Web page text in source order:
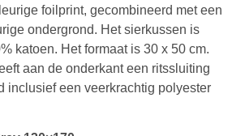
foilprint, gecombineerd met een
ondergrond. Het sierkussen is
katoen. Het formaat is 30 x 50 cm.
aan de onderkant een ritssluiting
inclusief een veerkrachtig polyester